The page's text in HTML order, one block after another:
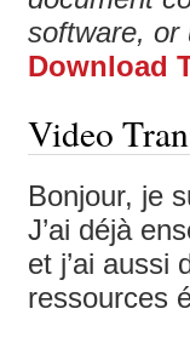
software, or
Download
Video
Bonjour, je
J’ai déjà
et j’ai aussi
ressources